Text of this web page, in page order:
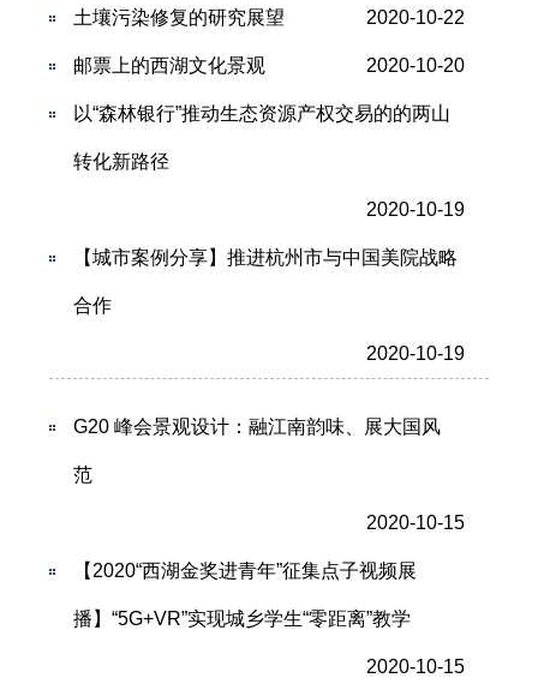
土壤污染修复的研究展望 2020-10-22
邮票上的西湖文化景观 2020-10-20
以“森林银行”推动生态资源产权交易的的两山
转化新路径
2020-10-19
【城市案例分享】推进杭州市与中国美院战略
合作
2020-10-19
G20 峰会景观设计：融江南韵味、展大国风
范
2020-10-15
【2020“西湖金奖进青年”征集点子视频展
播】“5G+VR”实现城乡学生“零距离”教学
2020-10-15